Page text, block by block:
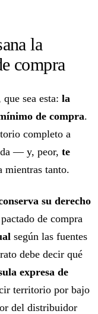
la
compra
sea esta: la
de compra.
completo a
— y, peor, te
mientras tanto.
su derecho
de compra
según las fuentes
debe decir qué
expresa de
territorio por bajo
del distribuidor